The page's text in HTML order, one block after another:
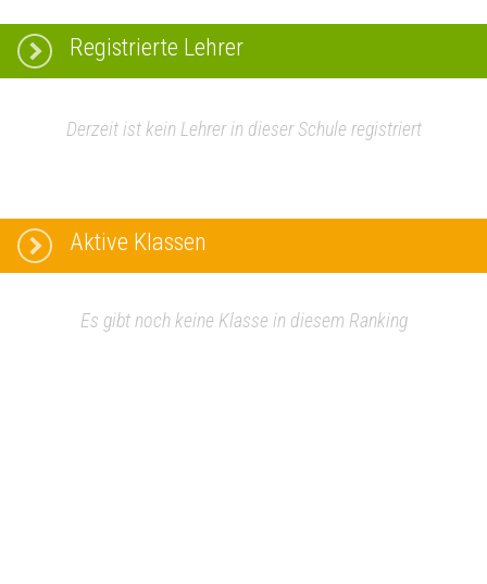
Registrierte Lehrer
Derzeit ist kein Lehrer in dieser Schule registriert
Aktive Klassen
Es gibt noch keine Klasse in diesem Ranking